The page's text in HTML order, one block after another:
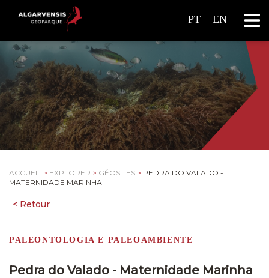
PT EN
ACCUEIL > EXPLORER > GÉOSITES > PEDRA DO VALADO -
MATERNIDADE MARINHA
PALEONTOLOGIA E PALEOAMBIENTE
Pedra do Valado - Maternidade Marinha